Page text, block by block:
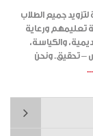
جميع الطلاب
تعليمهم ورعاية
والكياسة،
– تحقيق. ونحن